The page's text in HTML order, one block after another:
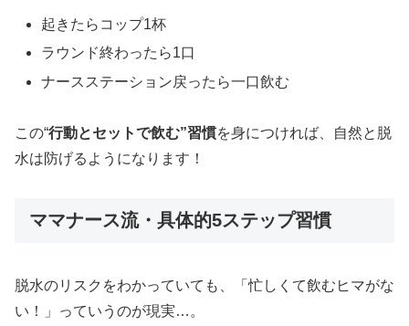
起きたらコップ1杯
ラウンド終わったら1口
ナースステーション戻ったら一口飲む
この“行動とセットで飲む”習慣を身につければ、自然と脱
水は防げるようになります！
ママナース流・具体的5ステップ習慣
脱水のリスクをわかっていても、「忙しくて飲むヒマがな
い！」っていうのが現実…。